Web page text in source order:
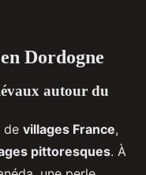
Dordogne
autour du
de villages France,
pittoresques. À